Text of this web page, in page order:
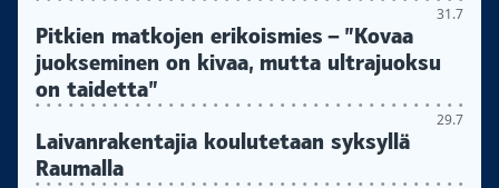
31.7
Pitkien matkojen erikoismies – ”Kovaa
juokseminen on kivaa, mutta ultrajuoksu
on taidetta”
29.7
Laivanrakentajia koulutetaan syksyllä
Raumalla